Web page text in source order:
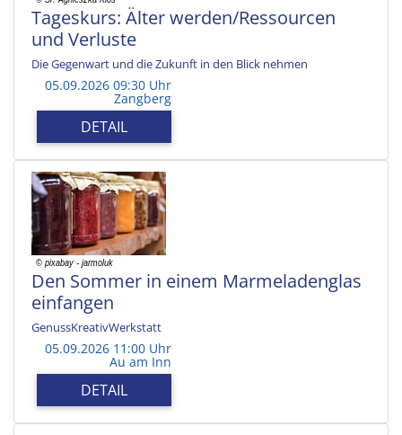
Tageskurs: Älter werden/Ressourcen
und Verluste
Die Gegenwart und die Zukunft in den Blick nehmen
05.09.2026 09:30 Uhr
Zangberg
DETAIL
Den Sommer in einem Marmeladenglas
einfangen
GenussKreativWerkstatt
05.09.2026 11:00 Uhr
Au am Inn
DETAIL